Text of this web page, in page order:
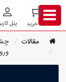
مقالات